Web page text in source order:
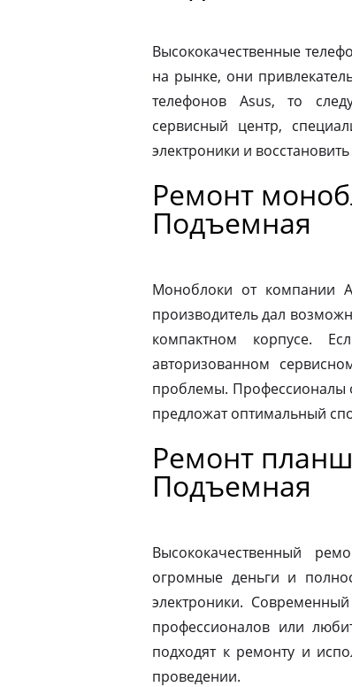
Высококачественные
на рынке, они
телефонов Asus, то
сервисный центр,
электроники и
Ремонт
Подъемная
Моноблоки от компании
производитель дал
компактном корпусе.
авторизованном
проблемы. Профессионалы
предложат оптимальный
Ремонт
Подъемная
Высококачественный
огромные деньги и
электроники.
профессионалов или
подходят к ремонту и
проведении.